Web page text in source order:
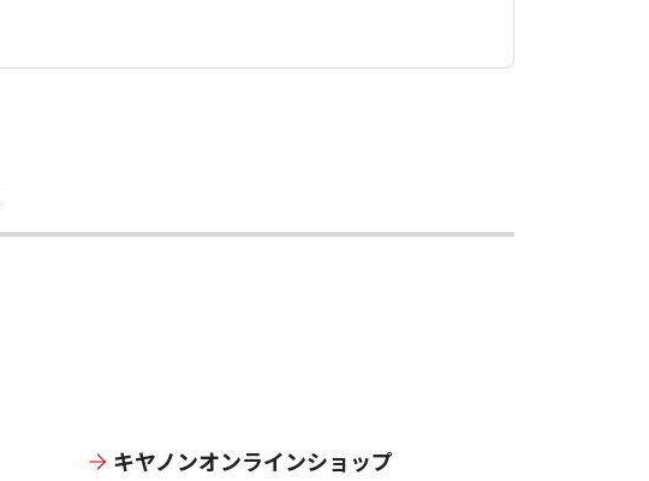
キヤノンオンラインショップ